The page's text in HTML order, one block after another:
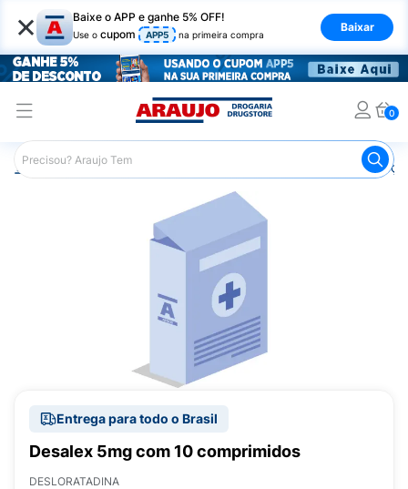
× Baixe o APP e ganhe 5% OFF!
Use o cupom APP5 na primeira compra
Baixar
0
Araujo Medicamentos Remédios para Alergias e
Entrega para todo o Brasil
Desalex 5mg com 10 comprimidos
DESLORATADINA